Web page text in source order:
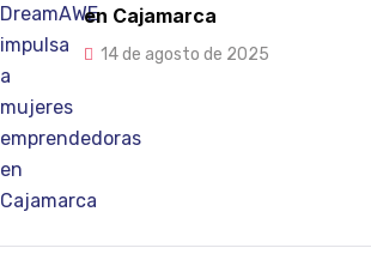
en Cajamarca
14 de agosto de 2025